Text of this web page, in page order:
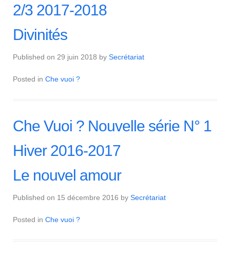
2/3 2017-2018
Divinités
Published on 29 juin 2018 by Secrétariat
Posted in Che vuoi ?
Che Vuoi ? Nouvelle série N° 1
Hiver 2016-2017
Le nouvel amour
Published on 15 décembre 2016 by Secrétariat
Posted in Che vuoi ?